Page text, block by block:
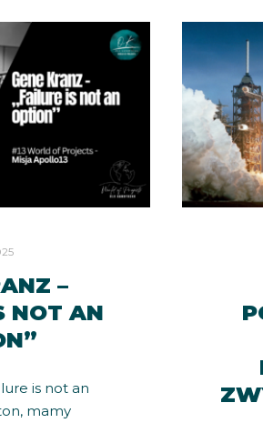
–
NOT AN
is not an
mamy